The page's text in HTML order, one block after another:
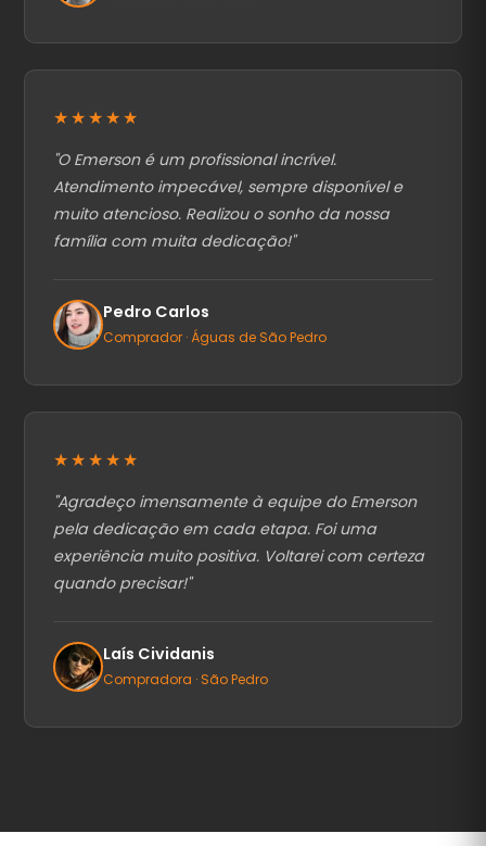
★★★★★
"O Emerson é um profissional incrível.
Atendimento impecável, sempre disponível e
muito atencioso. Realizou o sonho da nossa
família com muita dedicação!"
Pedro Carlos
Comprador · Águas de São Pedro
★★★★★
"Agradeço imensamente à equipe do Emerson
pela dedicação em cada etapa. Foi uma
experiência muito positiva. Voltarei com certeza
quando precisar!"
Laís Cividanis
Compradora · São Pedro